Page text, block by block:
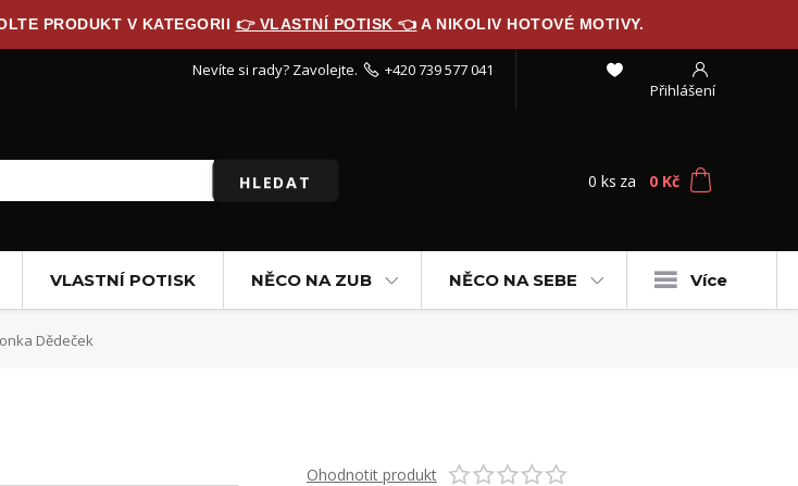
PRODUKT V KATEGORII 👉 VLASTNÍ POTISK 👈 A NIKOLIV HOTOVÉ MOTIVY.
Přihlášení
HLEDAT
Nevíte si rady? Zavolejte. +420 739 577 041
0 ks za 0 Kč
VLASTNÍ POTISK NĚCO NA ZUB NĚCO NA SEBE Více
Dědeček
Ohodnotit produkt